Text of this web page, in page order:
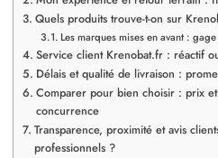
Quels produits trouve-t-on sur
Les marques mises en avant :
Service client Krenobat.fr : réactif
Délais et qualité de livraison :
Comparer pour bien choisir : prix et
concurrence
Transparence, proximité et avis
professionnels ?